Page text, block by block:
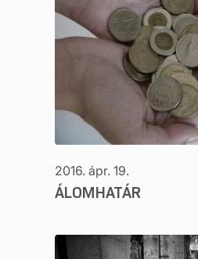
2016. ápr. 19.
ÁLOMHATÁR